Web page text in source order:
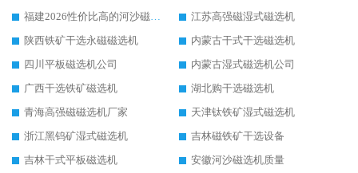
福建2026性价比高的河沙磁选机生产厂家工作原理(通俗 + 专业双版，适配产品文案/介绍使用)
江苏高强磁湿式磁选机
陕西铁矿干选永磁磁选机
内蒙古干式干选磁选机
四川平板磁选机公司
内蒙古湿式磁选机公司
广西干选铁矿磁选机
湖北购干选磁选机
青海高强磁磁选机厂家
天津钛铁矿湿式磁选机
浙江黑钨矿湿式磁选机
吉林磁铁矿干选设备
吉林干式平板磁选机
安徽河沙磁选机质量